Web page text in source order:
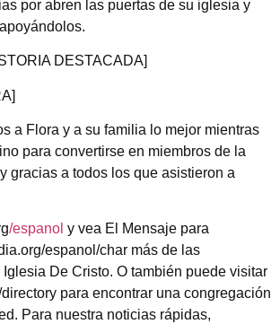
por abren las puertas de su iglesia y
DESTACADA]
a Flora y a su familia lo mejor mientras
para convertirse en miembros de la
gracias a todos los que asistieron a
/espanol y vea El Mensaje para
espanol/char más de las
De Cristo. O también puede visitar
para encontrar una congregación
Para nuestra noticias rápidas,